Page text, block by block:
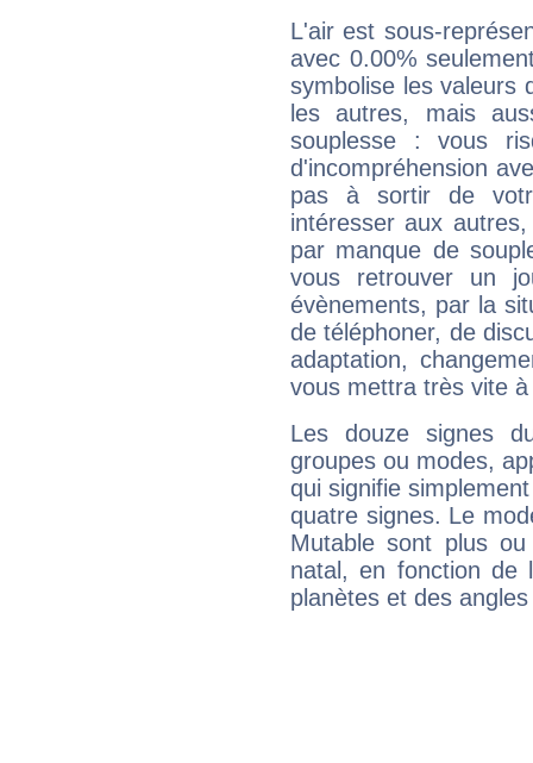
L'air est sous-
avec 0.00%
symbolise les valeurs
les autres, mais
souplesse : vous
d'incompréhension
pas à sortir de
intéresser aux
par manque de
vous retrouver un
évènements, par la
de téléphoner, de
adaptation,
vous mettra très vite
Les douze signes
groupes ou modes,
qui signifie
quatre signes. Le
Mutable sont plus
natal, en fonction de
planètes et des